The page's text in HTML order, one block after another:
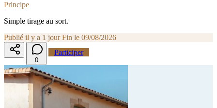
Principe
Simple tirage au sort.
Publié il y a 1 jour Fin le 09/08/2026
0
Participer